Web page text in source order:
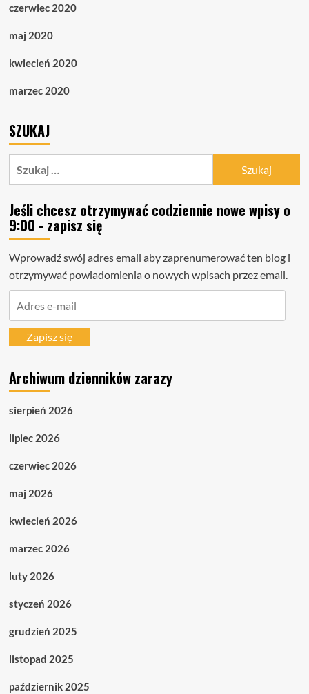
czerwiec 2020
maj 2020
kwiecień 2020
marzec 2020
SZUKAJ
Jeśli chcesz otrzymywać codziennie nowe wpisy o
9:00 - zapisz się
Wprowadź swój adres email aby zaprenumerować ten blog i
otrzymywać powiadomienia o nowych wpisach przez email.
mailZapisz się
Archiwum dzienników zarazy
sierpień 2026
lipiec 2026
czerwiec 2026
maj 2026
kwiecień 2026
marzec 2026
luty 2026
styczeń 2026
grudzień 2025
listopad 2025
październik 2025